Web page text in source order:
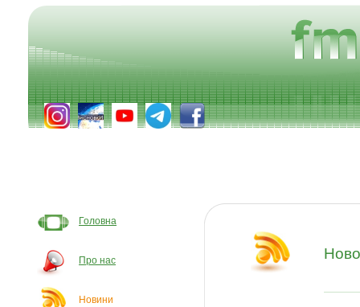
Головна
Про нас
Новини